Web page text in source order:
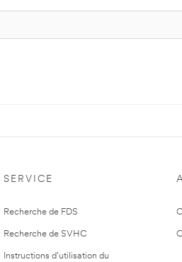
SERVICE
Recherche de FDS
Recherche de SVHC
Instructions d'utilisation du